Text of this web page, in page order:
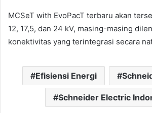
MCSeT with EvoPacT terbaru akan
12, 17,5, dan 24 kV, masing-masing
konektivitas yang terintegrasi secara
Efisiensi Energi
Schneider Electric